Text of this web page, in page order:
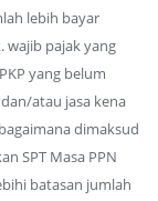
lebih bayar
wajib pajak yang
yang belum
atau jasa kena
dimaksud
SPT Masa PPN
batasan jumlah